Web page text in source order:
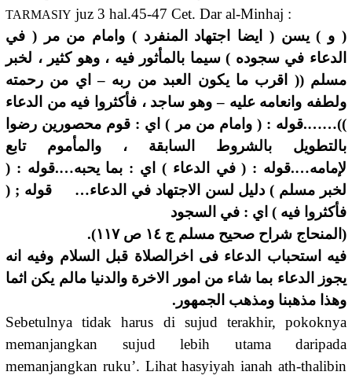
TARMASIY juz 3 hal.45-47 Cet. Dar al-Minhaj :
( و ) يسن ( ايضا اجتهاد المنفرد ) وامام من مر ( في
الدعاء في سجوده ) سيما بالمأثور فيه ، وهو كثير ، لخبر
مسلم (( اقرب ما يكون العبد من ربه – اي من رحمته
ولطفه وانعامه عليه – وهو ساجد ، فأكثروا فيه من الدعاء
))…….قوله : ( وامام من مر ) اي : قوم محصورين رضوا
بالتطويل بالشروط السابقة ، والمأموم تابع
لإمامه….قوله : ( في الدعاء ) اي : بما يحبه….قوله : (
لخبر مسلم ) دليل لسن الاجتهاد في الدعاء… قوله ; (
فأكثروا فيه ) اي : في السجود
(المنحاج شراح صحيح مسلم ج ١٤ ص ١١٧).
فيه استحباب الدعاء فى اخرالصلاة قبل السلام وفيه انه
يجوز الدعاء بما شاء من امور الاخرة والدنيا مالم يكن اثما
وهذا مذهبنا ومذهب الجمهور.
Sebetulnya tidak harus di sujud terakhir, pokoknya
memanjangkan sujud lebih utama daripada
memanjangkan ruku’. Lihat hasyiyah ianah ath-thalibin